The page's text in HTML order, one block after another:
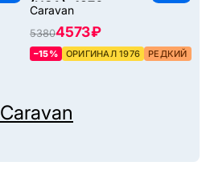
(USA), 1976
Caravan
53804573 ₽
–15% ОРИГИНАЛ 1976 РЕДКИЙ
Caravan